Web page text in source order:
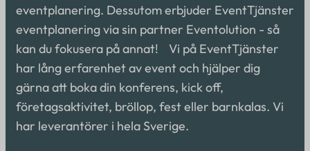
eventplanering. Dessutom erbjuder EventTjänster
eventplanering via sin partner Eventolution - så
kan du fokusera på annat! Vi på EventTjänster
har lång erfarenhet av event och hjälper dig
gärna att boka din konferens, kick off,
företagsaktivitet, bröllop, fest eller barnkalas. Vi
har leverantörer i hela Sverige.